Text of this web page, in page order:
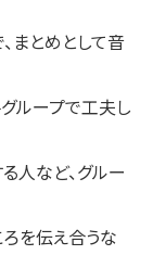
まとめとして音
ループで工夫し
人など、グルー
を伝え合うな